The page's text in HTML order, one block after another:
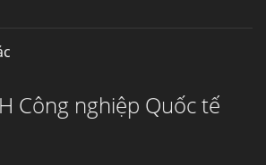
Công nghiệp Quốc tế